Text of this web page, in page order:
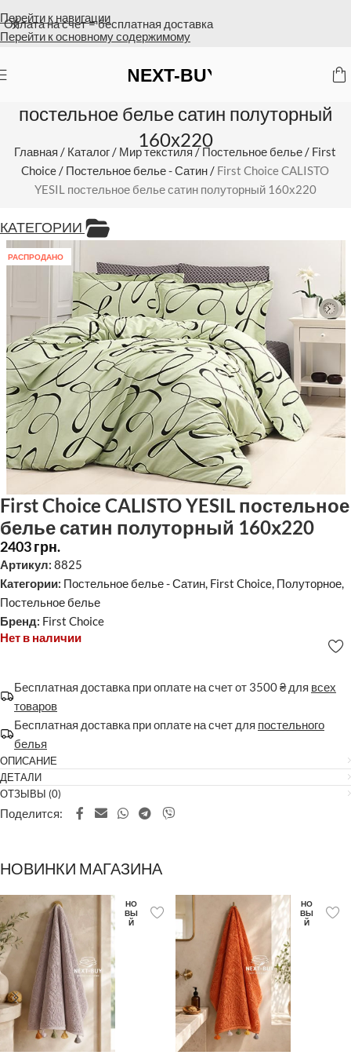
Перейти к навигации
Перейти к основному содержимому
Оплата на счет = бесплатная доставка
First Choice CALISTO YESIL
постельное белье сатин полуторный
160х220
Главная / Каталог/ Мир текстиля/Постельное белье/ First
Choice/ Постельное белье - Сатин/ First Choice CALISTO
YESIL постельное белье сатин полуторный 160х220
КАТЕГОРИИ
РАСПРОДАНО
First Choice CALISTO YESIL постельное
белье сатин полуторный 160х220
2403грн.
Артикул: 8825
Категории: Постельное белье - Сатин, First Choice, Полуторное,
Постельное белье
Бренд: First Choice
Нет в наличии
Бесплатная доставка при оплате на счет от 3500 ₴ для всех
товаров
Бесплатная доставка при оплате на счет для постельного
белья
ОПИСАНИЕ
ДЕТАЛИ
ОТЗЫВЫ (0)
Поделится:
НОВИНКИ МАГАЗИНА
НО
ВЫ
Й
НО
ВЫ
Й